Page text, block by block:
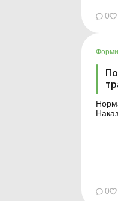
який
0
Форми
0